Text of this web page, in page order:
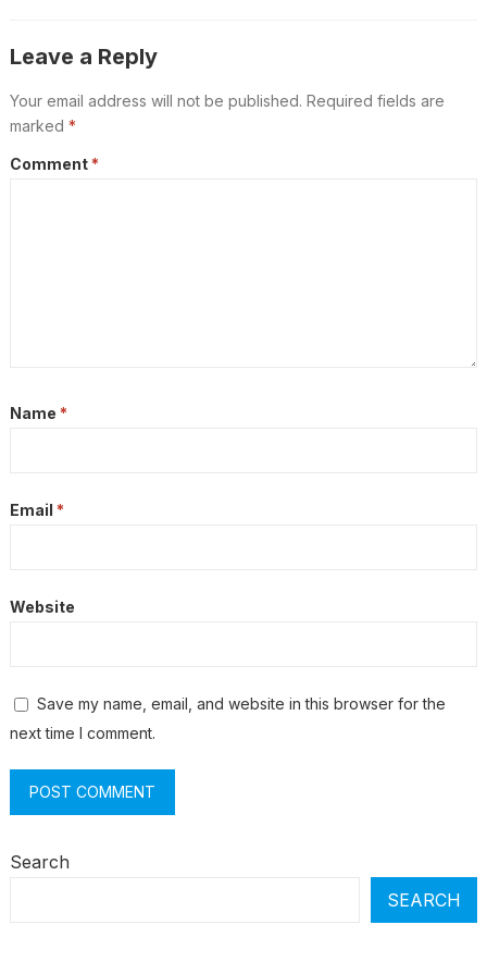
Leave a Reply
Your email address will not be published. Required fields are
marked *
Comment *
Name *
Email *
Website
Save my name, email, and website in this browser for the
next time I comment.
Search
SEARCH